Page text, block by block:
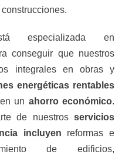
especializada en
conseguir que nuestros
integrales en obras y
energéticas rentables
un ahorro económico.
de nuestros servicios
incluyen reformas e
de edificios,